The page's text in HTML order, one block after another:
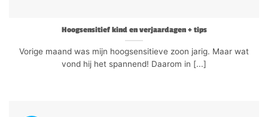
Hoogsensitief kind en verjaardagen + tips
Vorige maand was mijn hoogsensitieve zoon jarig. Maar wat
vond hij het spannend! Daarom in [...]